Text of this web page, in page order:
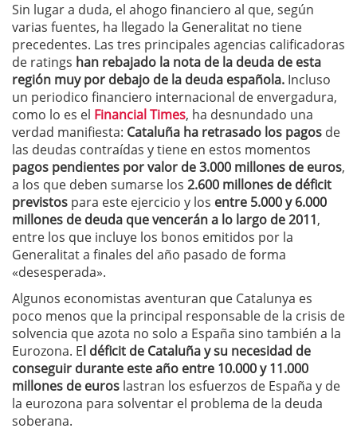
Sin lugar a duda, el ahogo financiero al que, según
varias fuentes, ha llegado la Generalitat no tiene
precedentes. Las tres principales agencias calificadoras
de ratings han rebajado la nota de la deuda de esta
región muy por debajo de la deuda española. Incluso
un periodico financiero internacional de envergadura,
como lo es el Financial Times, ha desnundado una
verdad manifiesta: Cataluña ha retrasado los pagos de
las deudas contraídas y tiene en estos momentos
pagos pendientes por valor de 3.000 millones de euros,
a los que deben sumarse los 2.600 millones de déficit
previstos para este ejercicio y los entre 5.000 y 6.000
millones de deuda que vencerán a lo largo de 2011,
entre los que incluye los bonos emitidos por la
Generalitat a finales del año pasado de forma
«desesperada».
Algunos economistas aventuran que Catalunya es
poco menos que la principal responsable de la crisis de
solvencia que azota no solo a España sino también a la
Eurozona. El déficit de Cataluña y su necesidad de
conseguir durante este año entre 10.000 y 11.000
millones de euros lastran los esfuerzos de España y de
la eurozona para solventar el problema de la deuda
soberana.